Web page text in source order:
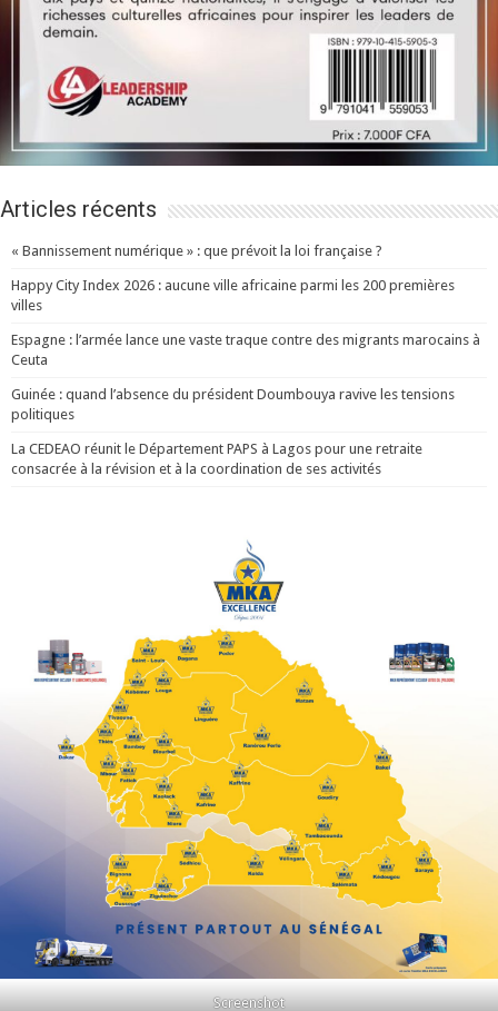
Articles récents
« Bannissement numérique » : que prévoit la loi française ?
Happy City Index 2026 : aucune ville africaine parmi les 200 premières
villes
Espagne : l’armée lance une vaste traque contre des migrants marocains à
Ceuta
Guinée : quand l’absence du président Doumbouya ravive les tensions
politiques
La CEDEAO réunit le Département PAPS à Lagos pour une retraite
consacrée à la révision et à la coordination de ses activités
Screenshot